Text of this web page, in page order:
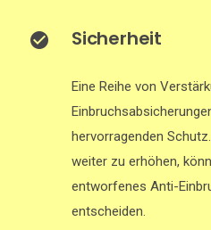
Sicherheit
Eine Reihe von
hervorragenden
weiter zu erhöhen,
entworfenes Anti-
entscheiden.